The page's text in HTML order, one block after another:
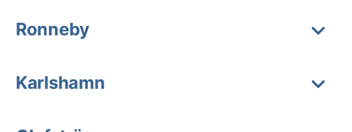
Ronneby
Karlshamn